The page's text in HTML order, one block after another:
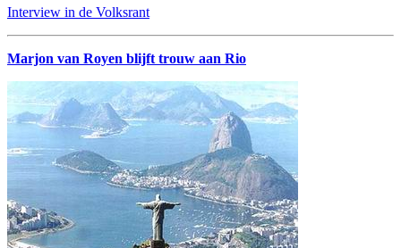
Interview in de Volksrant
Marjon van Royen blijft trouw aan Rio